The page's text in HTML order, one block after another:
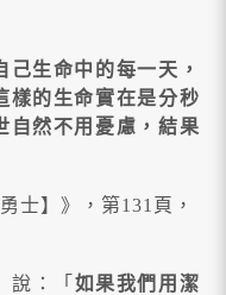
生命中的每一天，
樣的生命實在是分秒
自然不用憂慮，結果
士】》，第131頁，
說：「 如果我們用潔